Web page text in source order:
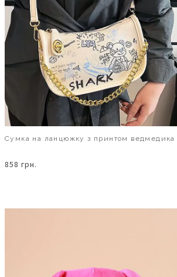
Сумка на ланцюжку з принтом ведмедика
858 грн.